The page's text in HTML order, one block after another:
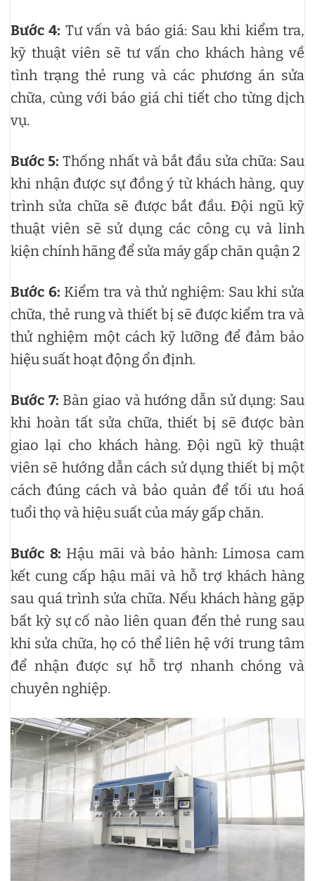
Bước 4: Tư vấn và báo giá: Sau khi kiểm tra,
kỹ thuật viên sẽ tư vấn cho khách hàng về
tình trạng thẻ rung và các phương án sửa
chữa, cùng với báo giá chi tiết cho từng dịch
vụ.
Bước 5: Thống nhất và bắt đầu sửa chữa: Sau
khi nhận được sự đồng ý từ khách hàng, quy
trình sửa chữa sẽ được bắt đầu. Đội ngũ kỹ
thuật viên sẽ sử dụng các công cụ và linh
kiện chính hãng để sửa máy gấp chăn quận 2
Bước 6: Kiểm tra và thử nghiệm: Sau khi sửa
chữa, thẻ rung và thiết bị sẽ được kiểm tra và
thử nghiệm một cách kỹ lưỡng để đảm bảo
hiệu suất hoạt động ổn định.
Bước 7: Bàn giao và hướng dẫn sử dụng: Sau
khi hoàn tất sửa chữa, thiết bị sẽ được bàn
giao lại cho khách hàng. Đội ngũ kỹ thuật
viên sẽ hướng dẫn cách sử dụng thiết bị một
cách đúng cách và bảo quản để tối ưu hoá
tuổi thọ và hiệu suất của máy gấp chăn.
Bước 8: Hậu mãi và bảo hành: Limosa cam
kết cung cấp hậu mãi và hỗ trợ khách hàng
sau quá trình sửa chữa. Nếu khách hàng gặp
bất kỳ sự cố nào liên quan đến thẻ rung sau
khi sửa chữa, họ có thể liên hệ với trung tâm
để nhận được sự hỗ trợ nhanh chóng và
chuyên nghiệp.